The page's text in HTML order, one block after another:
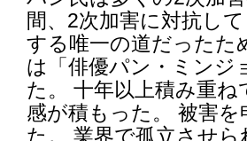
間、2次加害に対抗し
する唯一の道だったた
は「俳優パン・ミンジ
た。 十年以上積み重
感が積もった。 被害
た。 業界で孤立させ